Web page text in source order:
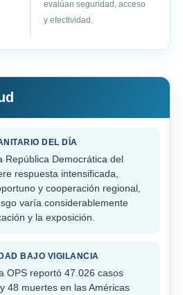
evalúan seguridad, acceso
y efectividad.
DEL DÍA
República Democrática del
respuesta intensificada,
y cooperación regional,
varía considerablemente
y la exposición.
BAJO VIGILANCIA
OPS reportó 47.026 casos
48 muertes en las Américas